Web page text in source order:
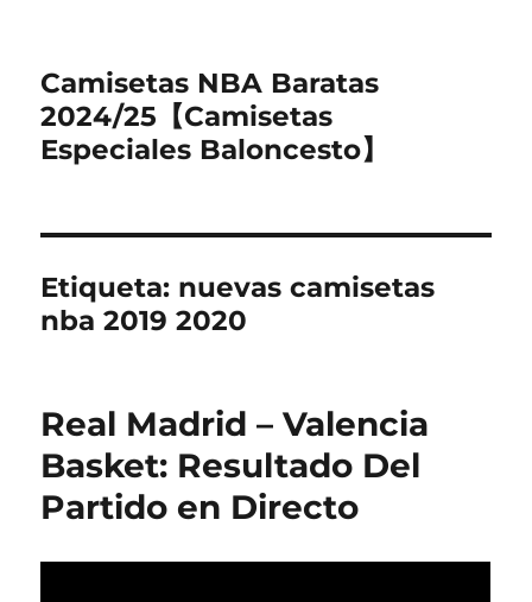
Camisetas NBA Baratas
2024/25【Camisetas
Especiales Baloncesto】
Etiqueta: nuevas camisetas
nba 2019 2020
Real Madrid – Valencia
Basket: Resultado Del
Partido en Directo